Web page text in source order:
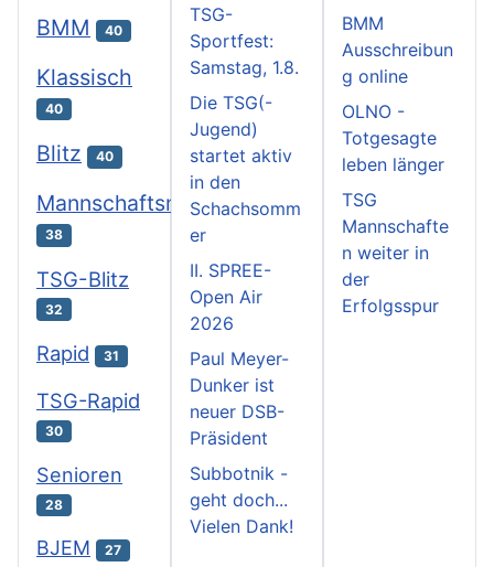
BMM 40
Klassisch
40
Blitz 40
Mannschaftsmeisterschaften
38
TSG-Blitz
32
Rapid 31
TSG-Rapid
30
Senioren
28
BJEM 27
TSG-
Sportfest:
Samstag, 1.8.
Die TSG(-
Jugend)
startet aktiv
in den
Schachsomm
er
II. SPREE-
Open Air
2026
Paul Meyer-
Dunker ist
neuer DSB-
Präsident
Subbotnik -
geht doch...
Vielen Dank!
BMM
Ausschreibun
g online
OLNO -
Totgesagte
leben länger
TSG
Mannschafte
n weiter in
der
Erfolgsspur